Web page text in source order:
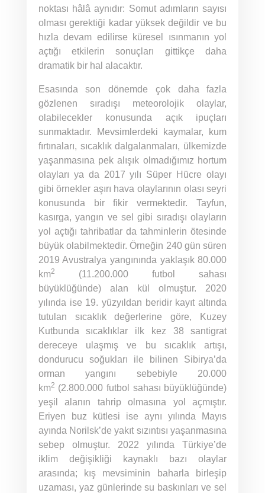
noktası hâlâ aynıdır: Somut adımların sayısı
olması gerektiği kadar yüksek değildir ve bu
hızla devam edilirse küresel ısınmanın yol
açtığı etkilerin sonuçları gittikçe daha
dramatik bir hal alacaktır.
Esasında son dönemde çok daha fazla
gözlenen sıradışı meteorolojik olaylar,
olabilecekler konusunda açık ipuçları
sunmaktadır. Mevsimlerdeki kaymalar, kum
fırtınaları, sıcaklık dalgalanmaları, ülkemizde
yaşanmasına pek alışık olmadığımız hortum
olayları ya da 2017 yılı Süper Hücre olayı
gibi örnekler aşırı hava olaylarının olası seyri
konusunda bir fikir vermektedir. Tayfun,
kasırga, yangın ve sel gibi sıradışı olayların
yol açtığı tahribatlar da tahminlerin ötesinde
büyük olabilmektedir. Örneğin 240 gün süren
2019 Avustralya yangınında yaklaşık 80.000
km2
(11.200.000 futbol sahası
büyüklüğünde) alan kül olmuştur. 2020
yılında ise 19. yüzyıldan beridir kayıt altında
tutulan sıcaklık değerlerine göre, Kuzey
Kutbunda sıcaklıklar ilk kez 38 santigrat
dereceye ulaşmış ve bu sıcaklık artışı,
dondurucu soğukları ile bilinen Sibirya’da
orman yangını sebebiyle 20.000
km2 (2.800.000 futbol sahası büyüklüğünde)
yeşil alanın tahrip olmasına yol açmıştır.
Eriyen buz kütlesi ise aynı yılında Mayıs
ayında Norilsk’de yakıt sızıntısı yaşanmasına
sebep olmuştur. 2022 yılında Türkiye’de
iklim değişikliği kaynaklı bazı olaylar
arasında; kış mevsiminin baharla birleşip
uzaması, yaz günlerinde su baskınları ve sel